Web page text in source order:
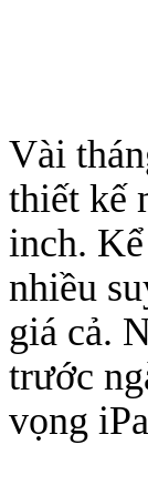
Vài
thiết kế
inch.
nhiều
giá cả.
trước
vọng